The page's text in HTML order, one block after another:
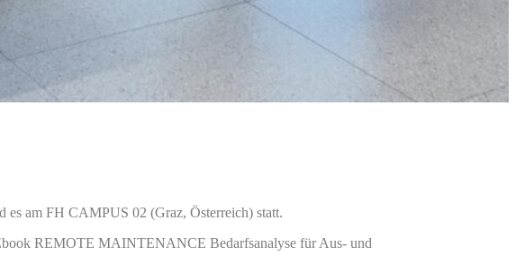
es am FH CAMPUS 02 (Graz, Österreich) statt.
REMOTE MAINTENANCE Bedarfsanalyse für Aus- und